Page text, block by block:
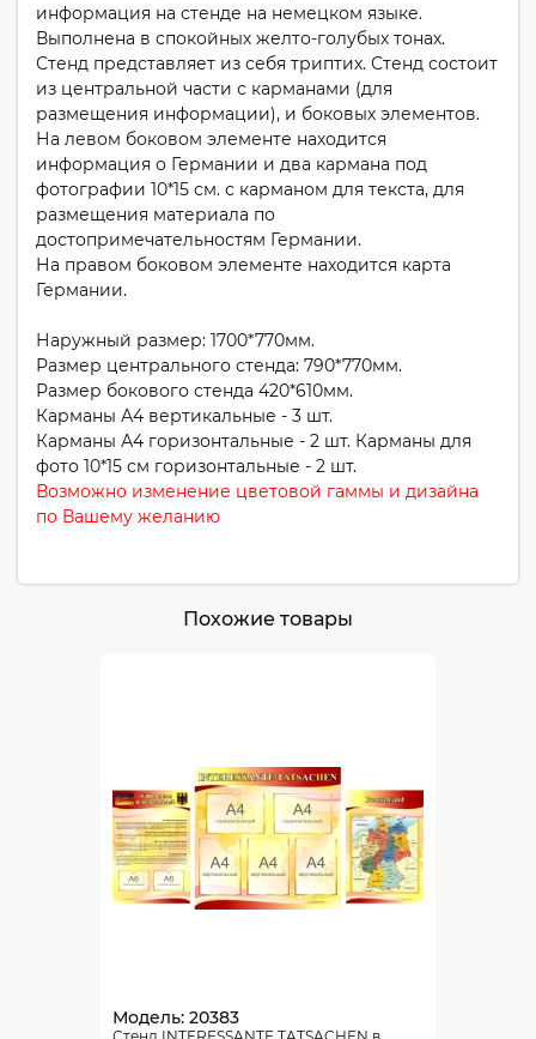
информация на стенде на немецком языке.
Выполнена в спокойных желто-голубых тонах.
Стенд представляет из себя триптих. Стенд состоит
из центральной части с карманами (для
размещения информации), и боковых элементов.
На левом боковом элементе находится
информация о Германии и два кармана под
фотографии 10*15 см. с карманом для текста, для
размещения материала по
достопримечательностям Германии.
На правом боковом элементе находится карта
Германии.
Наружный размер: 1700*770мм.
Размер центрального стенда: 790*770мм.
Размер бокового стенда 420*610мм.
Карманы А4 вертикальные - 3 шт.
Карманы А4 горизонтальные - 2 шт. Карманы для
фото 10*15 см горизонтальные - 2 шт.
Возможно изменение цветовой гаммы и дизайна
по Вашему желанию
Похожие товары
Модель: 20383